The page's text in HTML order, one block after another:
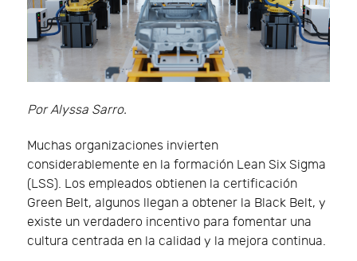
Por Alyssa Sarro.
Muchas organizaciones invierten
considerablemente en la formación Lean Six Sigma
(LSS). Los empleados obtienen la certificación
Green Belt, algunos llegan a obtener la Black Belt, y
existe un verdadero incentivo para fomentar una
cultura centrada en la calidad y la mejora continua.